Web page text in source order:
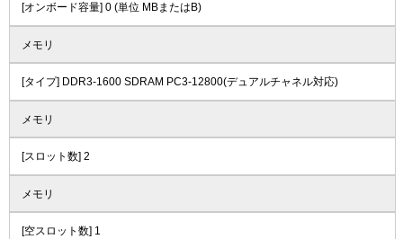
[オンボード容量] 0 (単位 MBまたはB)
メモリ
[タイプ] DDR3-1600 SDRAM PC3-12800(デュアルチャネル対応)
メモリ
[スロット数] 2
メモリ
[空スロット数] 1